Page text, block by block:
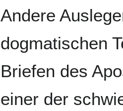
Andere
dogmatischen
Briefen des
einer der